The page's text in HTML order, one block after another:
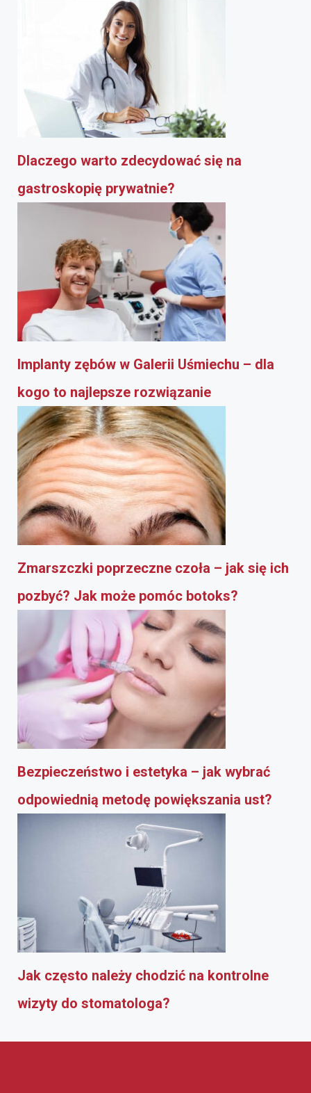
Dlaczego warto zdecydować się na
gastroskopię prywatnie?
Implanty zębów w Galerii Uśmiechu – dla
kogo to najlepsze rozwiązanie
Zmarszczki poprzeczne czoła – jak się ich
pozbyć? Jak może pomóc botoks?
Bezpieczeństwo i estetyka – jak wybrać
odpowiednią metodę powiększania ust?
Jak często należy chodzić na kontrolne
wizyty do stomatologa?